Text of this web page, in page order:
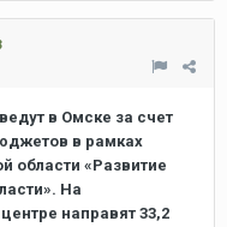
в Омске за счет
в рамках
области «Развитие
На
направят 33,2